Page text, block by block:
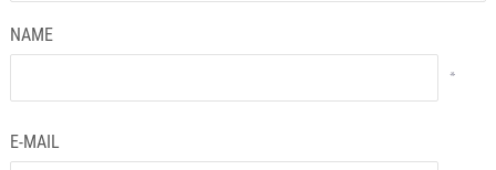
NAME
*
E-MAIL